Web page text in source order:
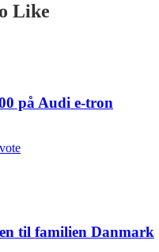
Like
på Audi e-tron
til familien Danmark